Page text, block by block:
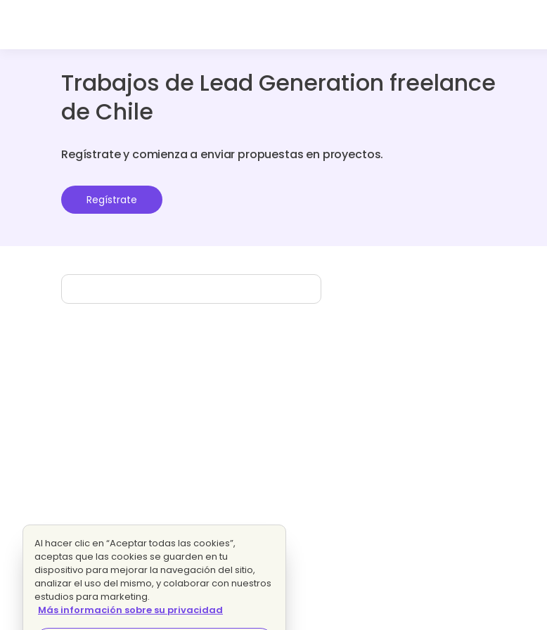
Trabajos de Lead Generation freelance
de Chile
Regístrate y comienza a enviar propuestas en proyectos.
Regístrate
Al hacer clic en “Aceptar todas las cookies”,
aceptas que las cookies se guarden en tu
dispositivo para mejorar la navegación del sitio,
analizar el uso del mismo, y colaborar con nuestros
estudios para marketing.
Más información sobre su privacidad